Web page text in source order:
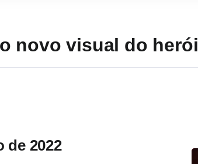
novo visual do herói
de 2022